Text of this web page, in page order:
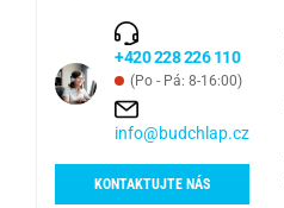
+420 228 226 110
(Po - Pá: 8-16:00)
info@budchlap.cz
KONTAKTUJTE NÁS